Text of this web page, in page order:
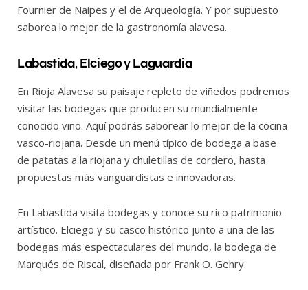
Fournier de Naipes y el de Arqueología. Y por supuesto
saborea lo mejor de la gastronomía alavesa.
Labastida, Elciego y Laguardia
En Rioja Alavesa su paisaje repleto de viñedos podremos
visitar las bodegas que producen su mundialmente
conocido vino. Aquí podrás saborear lo mejor de la cocina
vasco-riojana. Desde un menú típico de bodega a base
de patatas a la riojana y chuletillas de cordero, hasta
propuestas más vanguardistas e innovadoras.
En Labastida visita bodegas y conoce su rico patrimonio
artístico. Elciego y su casco histórico junto a una de las
bodegas más espectaculares del mundo, la bodega de
Marqués de Riscal, diseñada por Frank O. Gehry.